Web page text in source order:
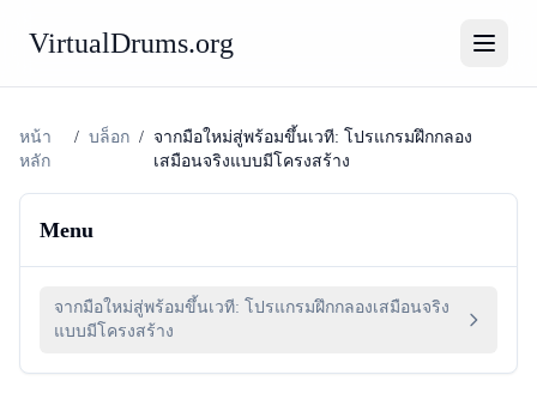
VirtualDrums.org
หน้า
หลัก
/ บล็อก / จากมือใหม่สู่พร้อมขึ้นเวที: โปรแกรมฝึกกลอง
เสมือนจริงแบบมีโครงสร้าง
Menu
จากมือใหม่สู่พร้อมขึ้นเวที: โปรแกรมฝึกกลองเสมือนจริง
แบบมีโครงสร้าง